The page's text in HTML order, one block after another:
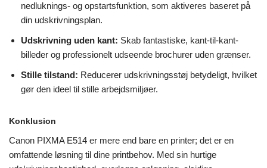
nedluknings- og opstartsfunktion, som aktiveres baseret på
din udskrivningsplan.
Udskrivning uden kant: Skab fantastiske, kant-til-kant-
billeder og professionelt udseende brochurer uden grænser.
Stille tilstand: Reducerer udskrivningsstøj betydeligt, hvilket
gør den ideel til stille arbejdsmiljøer.
Konklusion
Canon PIXMA E514 er mere end bare en printer; det er en
omfattende løsning til dine printbehov. Med sin hurtige